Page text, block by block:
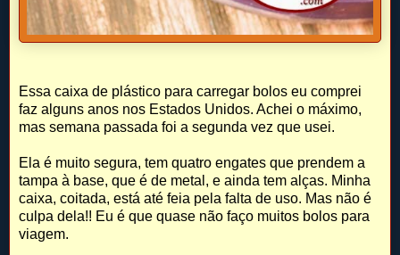
Essa caixa de plástico para carregar bolos eu comprei
faz alguns anos nos Estados Unidos. Achei o máximo,
mas semana passada foi a segunda vez que usei.
Ela é muito segura, tem quatro engates que prendem a
tampa à base, que é de metal, e ainda tem alças. Minha
caixa, coitada, está até feia pela falta de uso. Mas não é
culpa dela!! Eu é que quase não faço muitos bolos para
viagem.